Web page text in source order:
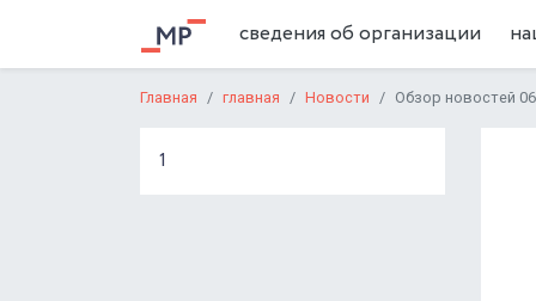
сведения об организации
Главная главная Новости Обзор новостей
1